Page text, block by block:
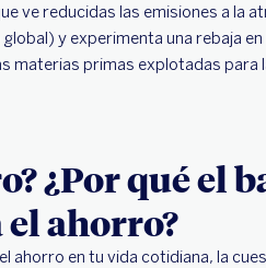
ve reducidas las emisiones a la
y experimenta una rebaja
materias primas explotadas
¿Por qué el
ahorro?
ahorro en tu vida cotidiana, la